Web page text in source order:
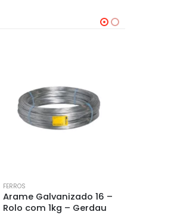
FORA DE ESTOQUE
FERROS
Malha Reforcada 4.2
15x15x3m